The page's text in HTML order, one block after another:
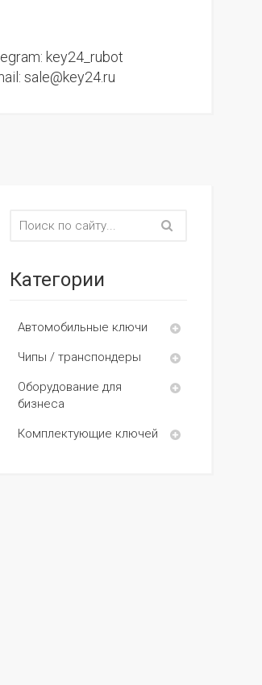
key24_rubot
sale@key24.ru
Категории
Автомобильные ключи
Чипы / транспондеры
Оборудование для
бизнеса
Комплектующие ключей